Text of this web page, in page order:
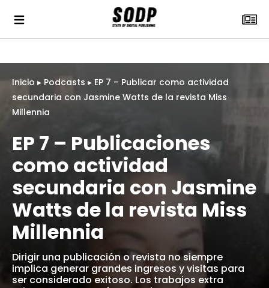
Inicio ▸ Podcasts ▸ EP 7 – Publicar como actividad
secundaria con Jasmine Watts de la revista Miss
Millennia
EP 7 – Publicaciones
como actividad
secundaria con Jasmine
Watts de la revista Miss
Millennia
Dirigir una publicación o revista no siempre
implica generar grandes ingresos y visitas para
ser considerado exitoso. Los trabajos extra